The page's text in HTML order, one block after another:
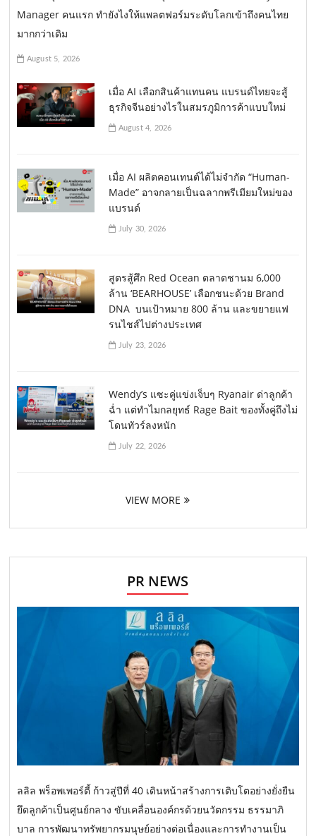
Manager คนแรก ทำยังไงให้แพลตฟอร์มระดับโลกเข้าถึงคนไทย
มากกว่าเดิม
August 5, 2026
เมื่อ AI เลือกสินค้าแทนคน แบรนด์ไทยจะสู้
ธุรกิจจีนอย่างไรในสมรภูมิการค้าแบบใหม่
August 4, 2026
เมื่อ AI ผลิตคอนเทนต์ได้ไม่จำกัด “Human-
Made” อาจกลายเป็นฉลากพรีเมียมใหม่ของ
แบรนด์
July 30, 2026
สูตรสู้ศึก Red Ocean ตลาดชานม 6,000
ล้าน ‘BEARHOUSE’ เลือกชนะด้วย Brand
DNA บนเป้าหมาย 800 ล้าน และขยายแฟ
รนไชส์ไปต่างประเทศ
July 23, 2026
Wendy’s แซะคู่แข่งเจ็บๆ Ryanair ด่าลูกค้า
ฉ่ำ แต่ทำไมกลยุทธ์ Rage Bait ของทั้งคู่ถึงไม่
โดนทัวร์ลงหนัก
July 22, 2026
VIEW MORE
PR NEWS
ลลิล พร็อพเพอร์ตี้ ก้าวสู่ปีที่ 40 เดินหน้าสร้างการเติบโตอย่างยั่งยืน
ยึดลูกค้าเป็นศูนย์กลาง ขับเคลื่อนองค์กรด้วยนวัตกรรม ธรรมาภิ
บาล การพัฒนาทรัพยากรมนุษย์อย่างต่อเนื่องและการทำงานเป็น